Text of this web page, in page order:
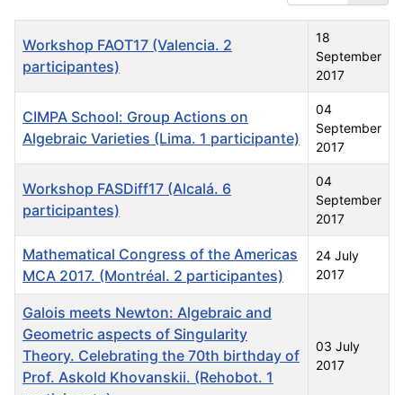
Title Created Date
Workshop FAOT17 (Valencia. 2
participantes)
18
September
2017
CIMPA School: Group Actions on
Algebraic Varieties (Lima. 1 participante)
04
September
2017
Workshop FASDiff17 (Alcalá. 6
participantes)
04
September
2017
Mathematical Congress of the Americas
MCA 2017. (Montréal. 2 participantes)
24 July
2017
Galois meets Newton: Algebraic and
Geometric aspects of Singularity
Theory. Celebrating the 70th birthday of
Prof. Askold Khovanskii. (Rehobot. 1
03 July
2017